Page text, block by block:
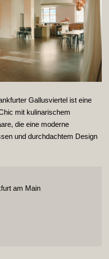
Gallusviertel ist eine
mit kulinarischem
die eine moderne
und durchdachtem Design
am Main